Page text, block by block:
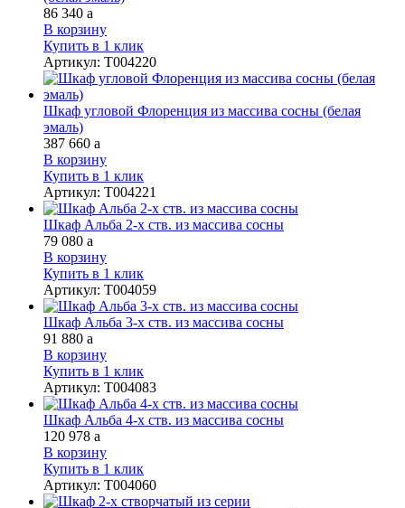
86 340 a
В корзину
Купить в 1 клик
Артикул: Т004220
Шкаф угловой Флоренция из массива сосны (белая
эмаль)
387 660 a
В корзину
Купить в 1 клик
Артикул: Т004221
Шкаф Альба 2-х ств. из массива сосны
79 080 a
В корзину
Купить в 1 клик
Артикул: Т004059
Шкаф Альба 3-х ств. из массива сосны
91 880 a
В корзину
Купить в 1 клик
Артикул: Т004083
Шкаф Альба 4-х ств. из массива сосны
120 978 a
В корзину
Купить в 1 клик
Артикул: Т004060